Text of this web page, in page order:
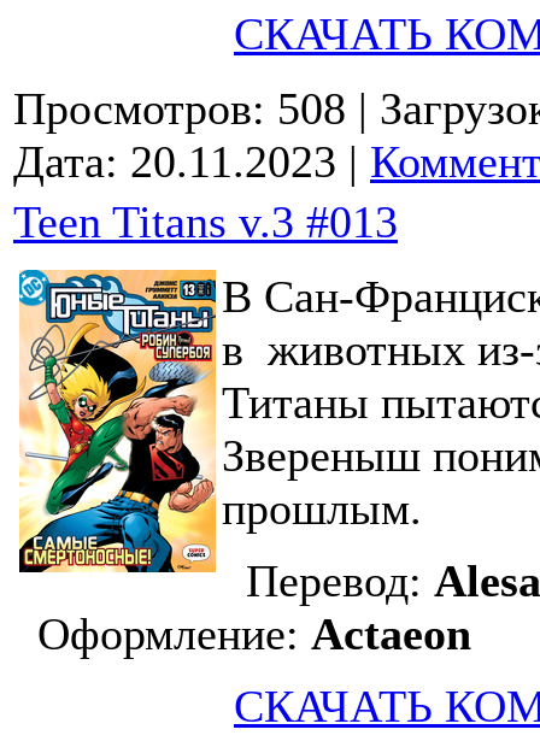
СКАЧАТЬ
Просмотров: 508 |
Дата: 20.11.2023 |
Teen Titans v.3 #013
В Сан-
в животных
Титаны
Звереныш
прошлым.
Перевод:
Оформление: Actaeon
СКАЧАТЬ